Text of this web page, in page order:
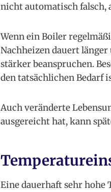
nicht automatisch falsch,
Wenn ein Boiler
Nachheizen dauert länger
stärker beanspruchen.
den tatsächlichen Bedarf
Auch veränderte
ausgereicht hat, kann
Eine dauerhaft sehr hohe